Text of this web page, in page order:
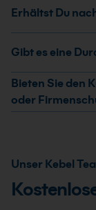
und Budget-
Reporting,
zu deinen
die Umsetzung
Erhältst Du
erhältst Du ein
Deine
Einsatz von KI
Gibt es eine
Ja, wir
bestätigten
Grundkurs:
Bieten Sie den
oder
als Online-
Inhalte,
Unser Kebel